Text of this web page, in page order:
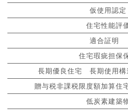
仮使用認
住宅性能
適合証
住宅瑕疵担
長期優良住宅 長期使用構
贈与税非課税限度額加算
低炭素建